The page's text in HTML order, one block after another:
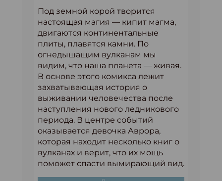
Под земной корой творится
настоящая магия — кипит магма,
двигаются континентальные
плиты, плавятся камни. По
огнедышащим вулканам мы
видим, что наша планета — живая.
В основе этого комикса лежит
захватывающая история о
выживании человечества после
наступления нового ледникового
периода. В центре событий
оказывается девочка Аврора,
которая находит несколько книг о
вулканах и верит, что их мощь
поможет спасти вымирающий вид.